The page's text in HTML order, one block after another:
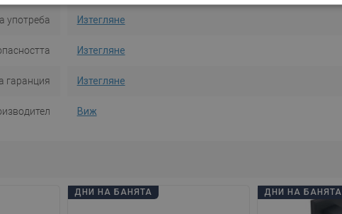
употреба Изтегляне
Изтегляне
гаранция Изтегляне
Виж
ДНИ НА БАНЯТА ДНИ НА БАНЯТА